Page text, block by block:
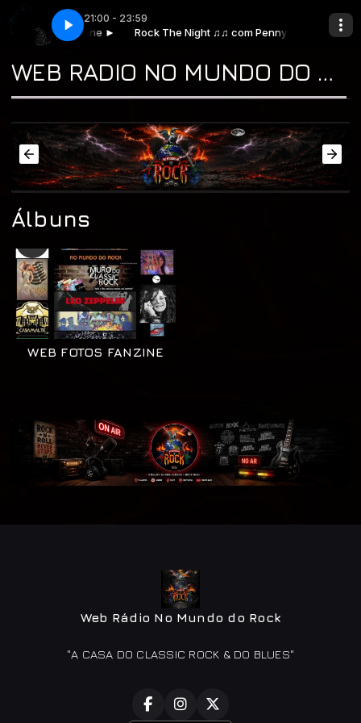
21:00 - 23:59
com Penny Lane ► Rock The Night ♫♫ com Penny Lane ►
Else Matters Metallica - Nothing Else Matters
WEB RADIO NO MUNDO DO ROCK "A CASA DO CLASSIC ROCK & DO BLUES"
Álbuns
WEB FOTOS FANZINE
Web Rádio No Mundo do Rock
"A CASA DO CLASSIC ROCK & DO BLUES"